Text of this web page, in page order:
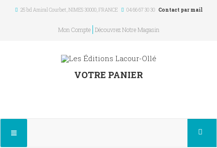
25 bd Amiral Courbet, NIMES 30000,FRANCE 04 66 67 30 30 Contact par mail
Mon Compte Découvrez Notre Magasin
VOTRE PANIER